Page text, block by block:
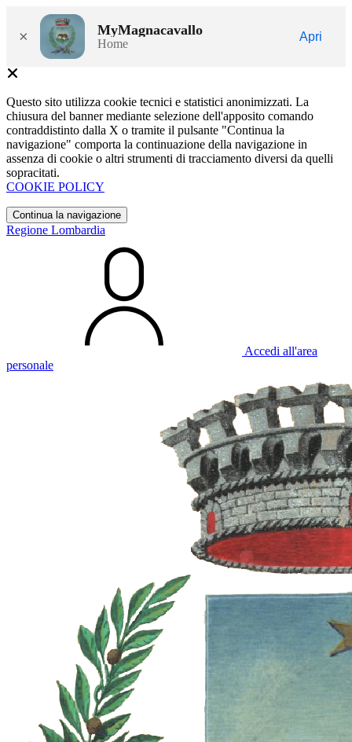
× MyMagnacavallo
Home
Apri
Questo sito utilizza cookie tecnici e statistici anonimizzati. La
chiusura del banner mediante selezione dell'apposito comando
contraddistinto dalla X o tramite il pulsante "Continua la
navigazione" comporta la continuazione della navigazione in
assenza di cookie o altri strumenti di tracciamento diversi da quelli
sopracitati.
COOKIE POLICY
Continua la navigazione
Regione Lombardia
Accedi all'area
personale